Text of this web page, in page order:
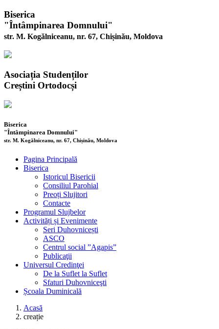
Biserica
"Întâmpinarea Domnului"
str. M. Kogălniceanu, nr. 67, Chișinău, Moldova
Asociația Studenților
Creștini Ortodocși
Biserica
"Întâmpinarea Domnului"
str. M. Kogălniceanu, nr. 67, Chișinău, Moldova
Pagina Principală
Biserica
Istoricul Bisericii
Consiliul Parohial
Preoți Slujitori
Contacte
Programul Slujbelor
Activități și Evenimente
Seri Duhovnicești
ASCO
Centrul social ”Agapis”
Publicaţii
Universul Credinţei
De la Suflet la Suflet
Sfaturi Duhovniceşti
Școala Duminicală
Acasă
creație